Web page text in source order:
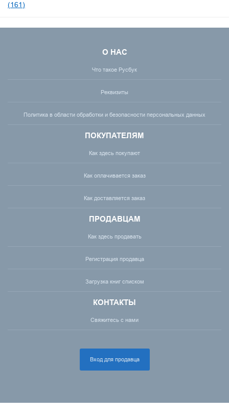
(161)
О НАС
Что такое Русбук
Реквизиты
Политика в области обработки и безопасности персональных данных
ПОКУПАТЕЛЯМ
Как здесь покупают
Как оплачивается заказ
Как доставляется заказ
ПРОДАВЦАМ
Как здесь продавать
Регистрация продавца
Загрузка книг списком
КОНТАКТЫ
Свяжитесь с нами
Вход для продавца